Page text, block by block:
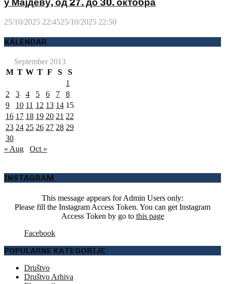
25/10/2025 22:4525/10/2025 22:50
KALENDAR
September 2013
M T W T F S
S
1
2
3 4 5 6 7
8
9
10 11 12 13 14 15
16 17 18 19 20 21 22
23 24 25 26 27 28 29
30
« Aug
Oct »
INSTAGRAM
This message appears for Admin Users only:
Please fill the Instagram Access Token. You can get Instagram
Access Token by go to this page
Facebook
POPULARNE KATEGORIJE
Društvo
Društvo Arhiva